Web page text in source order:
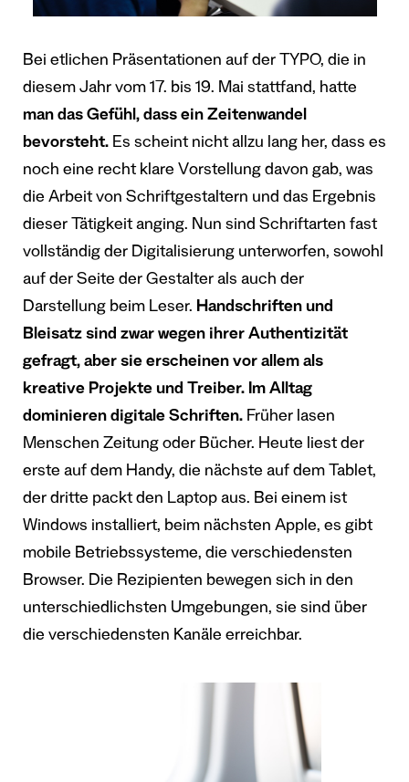
Bei etlichen Präsentationen auf der TYPO, die in
diesem Jahr vom 17. bis 19. Mai stattfand, hatte
man das Gefühl, dass ein Zeitenwandel
bevorsteht. Es scheint nicht allzu lang her, dass es
noch eine recht klare Vorstellung davon gab, was
die Arbeit von Schriftgestaltern und das Ergebnis
dieser Tätigkeit anging. Nun sind Schriftarten fast
vollständig der Digitalisierung unterworfen, sowohl
auf der Seite der Gestalter als auch der
Darstellung beim Leser. Handschriften und
Bleisatz sind zwar wegen ihrer Authentizität
gefragt, aber sie erscheinen vor allem als
kreative Projekte und Treiber. Im Alltag
dominieren digitale Schriften. Früher lasen
Menschen Zeitung oder Bücher. Heute liest der
erste auf dem Handy, die nächste auf dem Tablet,
der dritte packt den Laptop aus. Bei einem ist
Windows installiert, beim nächsten Apple, es gibt
mobile Betriebssysteme, die verschiedensten
Browser. Die Rezipienten bewegen sich in den
unterschiedlichsten Umgebungen, sie sind über
die verschiedensten Kanäle erreichbar.